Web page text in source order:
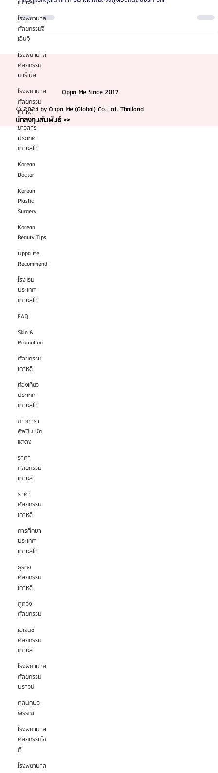
เกาหลีใต้
โรงพยาบาล
ศัลยกรรมจี
เอ็นจี
โรงพยาบาล
ศัลยกรรม
มาร์เบิ้ล
โรงพยาบาล
ศัลยกรรม
เกาหลี
ข่าวสาร
ประเทศ
เกาหลีใต้
Korean
Doctor
Korean
Plastic
Surgery
Korean
Beauty Tips
Oppa Me
Recommend
โรงแรม
ประเทศ
เกาหลีใต้
FAQ
Skin &
Promotion
ศัลยกรรม
เกาหลี
ท่องเที่ยว
ประเทศ
เกาหลีใต้
ข่าวดารา
ศิลปิน นัก
แสดง
ราคา
ศัลยกรรม
เกาหลี
ราคา
ศัลยกรรม
เกาหลี
การศึกษา
ประเทศ
เกาหลีใต้
ธุรกิจ
ศัลยกรรม
เกาหลี
ดูดวง
ศัลยกรรม
เอเจนซี่
ศัลยกรรม
เกาหลี
โรงพยาบาล
ศัลยกรรม
บราวน์
คลินิกผิว
พรรณ
โรงพยาบาล
ศัลยกรรมไอ
ดี
โรงพยาบาล
แนะนำ 4 โรงพยาบาลศัลยกรรมผ่าตัดเพิ่มส่วนสูงในเกาหลีใต้ ที่ได้รับ
ความนิยม
เกาหลีใต้เป็นหนึ่งในประเทศที่มีความเชี่ยวชาญด้านการศัลยกรรมและเทคนิคการแพทย์
ที่ทันสมัยที่สุดในโลก การผ่าตัดเพิ่มส่วนสูงเป็นหนึ่งในบริการที่ไ
© 2024 by Oppa Me (Global) Co.,Ltd. Thailand
นักลงทุนสัมพันธ์ >>